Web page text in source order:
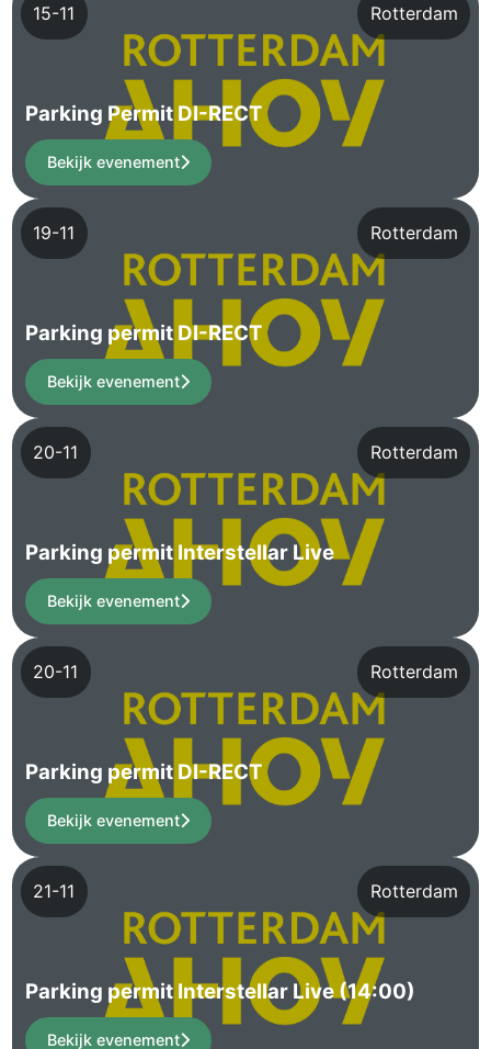
Rotterdam
15-11
Parking Permit DI-RECT
Bekijk evenement
Rotterdam
19-11
Parking permit DI-RECT
Bekijk evenement
Rotterdam
20-11
Parking permit Interstellar Live
Bekijk evenement
Rotterdam
20-11
Parking permit DI-RECT
Bekijk evenement
Rotterdam
21-11
Parking permit Interstellar Live (14:00)
Bekijk evenement